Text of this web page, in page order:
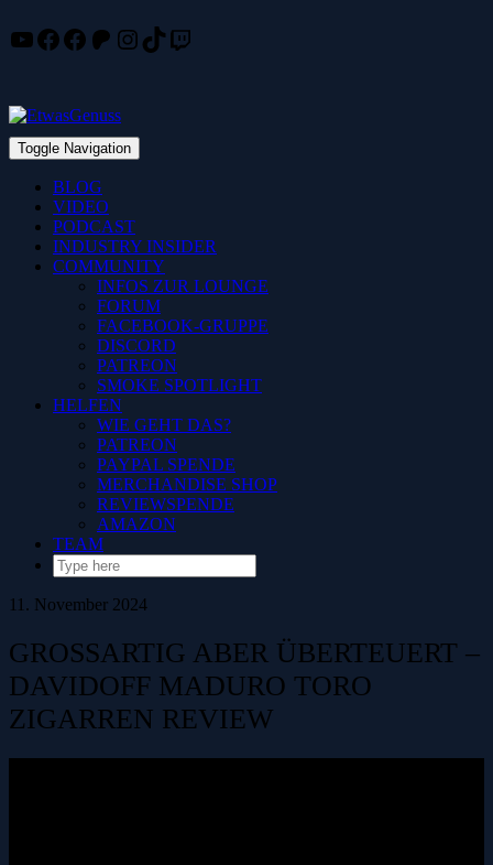
Skip
YouTube
Facebook
Facebook
Patreon
Instagram
TikTok
Twitch
Toggle Navigation
BLOG
VIDEO
PODCAST
INDUSTRY INSIDER
COMMUNITY
INFOS ZUR LOUNGE
FORUM
FACEBOOK-GRUPPE
DISCORD
PATREON
SMOKE SPOTLIGHT
HELFEN
WIE GEHT DAS?
PATREON
PAYPAL SPENDE
MERCHANDISE SHOP
REVIEWSPENDE
AMAZON
TEAM
11. November 2024
GROSSARTIG ABER ÜBERTEUERT – D
AVIDOFF MADURO TORO Z
IGARREN REVIEW